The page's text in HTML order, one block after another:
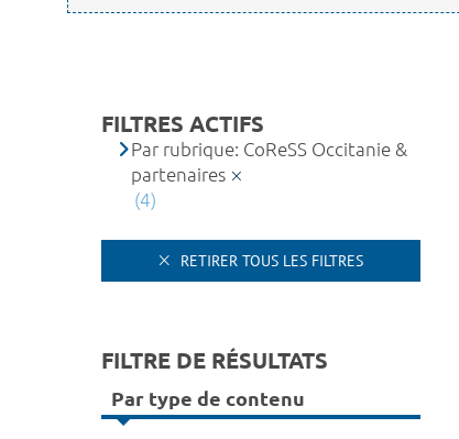
FILTRES ACTIFS
Par rubrique: CoReSS Occitanie &
partenaires
(4)
RETIRER TOUS LES FILTRES
FILTRE DE RÉSULTATS
Par type de contenu